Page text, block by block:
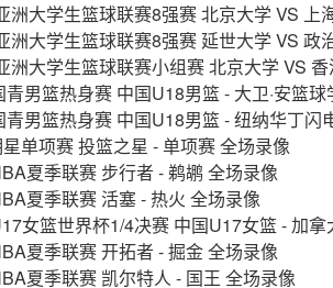
洲大学生篮球联赛8强赛 北京大学 VS 上
洲大学生篮球联赛8强赛 延世大学 VS 政
洲大学生篮球联赛小组赛 北京大学 VS
男篮热身赛 中国U18男篮 - 大卫·安篮球
男篮热身赛 中国U18男篮 - 纽纳华丁闪
单项赛 投篮之星 - 单项赛 全场录像
夏季联赛 步行者 - 鹈鹕 全场录像
夏季联赛 活塞 - 热火 全场录像
女篮世界杯1/4决赛 中国U17女篮 - 加拿
夏季联赛 开拓者 - 掘金 全场录像
夏季联赛 凯尔特人 - 国王 全场录像